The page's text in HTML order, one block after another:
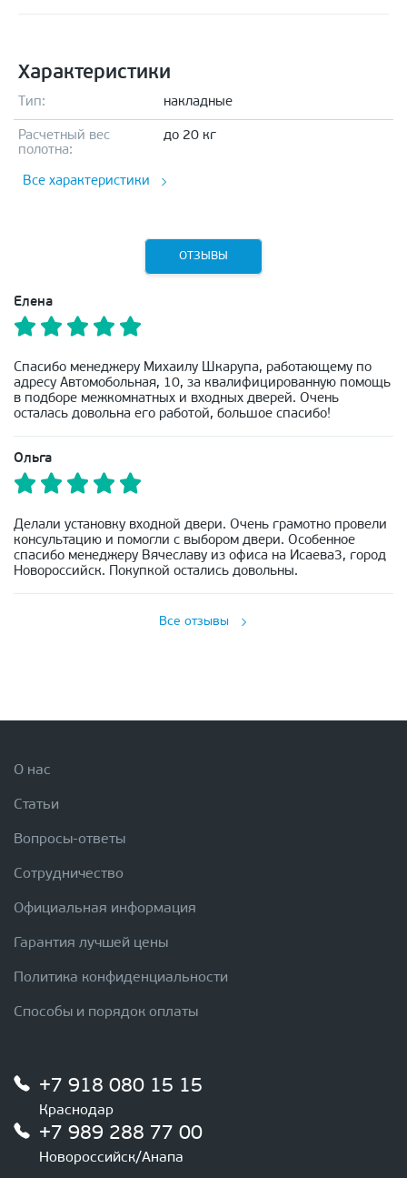
Характеристики
Тип: накладные
Расчетный вес
полотна:
до 20 кг
Все характеристики
ОТЗЫВЫ
Елена
Спасибо менеджеру Михаилу Шкарупа, работающему по
адресу Автомобольная, 10, за квалифицированную помощь
в подборе межкомнатных и входных дверей. Очень
осталась довольна его работой, большое спасибо!
Ольга
Делали установку входной двери. Очень грамотно провели
консультацию и помогли с выбором двери. Особенное
спасибо менеджеру Вячеславу из офиса на Исаева3, город
Новороссийск. Покупкой остались довольны.
Все отзывы
О нас
Статьи
Вопросы-ответы
Сотрудничество
Официальная информация
Гарантия лучшей цены
Политика конфиденциальности
Способы и порядок оплаты
+7 918 080 15 15
Краснодар
+7 989 288 77 00
Новороссийск/Анапа